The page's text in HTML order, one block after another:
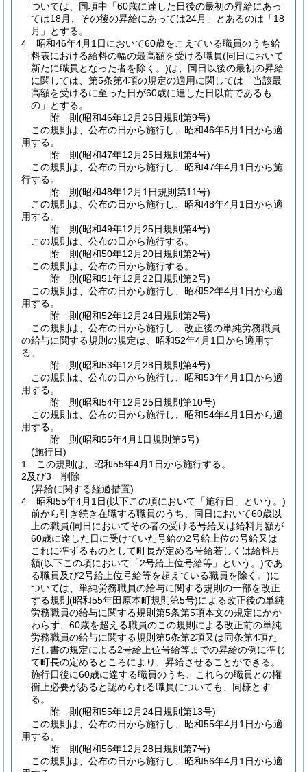
ついては、同項中「60歳に達した日後の最初の昇給にあっ
ては18月、その後の昇給にあっては24月」とあるのは「18
月」とする。
4
昭和46年4月1日において60歳をこえている職員のうち給
料表における給料の幅の最高額を受ける職員(同日において
新たに職員となった者を除く。)は、同日以後の最初の昇給
に関しては、第5条第4項の規定の適用に関しては「当該最
高額を受けるに至った日が60歳に達した日以前であるも
の」とする。
附 則(昭和46年12月26日規則第9号)
この規則は、公布の日から施行し、昭和46年5月1日から適
用する。
附 則(昭和47年12月25日規則第4号)
この規則は、公布の日から施行し、昭和47年4月1日から施
行する。
附 則(昭和48年12月1日規則第11号)
この規則は、公布の日から施行し、昭和48年4月1日から適
用する。
附 則(昭和49年12月25日規則第4号)
この規則は、公布の日から施行する。
附 則(昭和50年12月20日規則第2号)
この規則は、公布の日から施行する。
附 則(昭和51年12月22日規則第2号)
この規則は、公布の日から施行し、昭和52年4月1日から適
用する。
附 則(昭和52年12月24日規則第2号)
この規則は、公布の日から施行し、改正後の単純労務職員
の給与に関する規則の規定は、昭和52年4月1日から適用す
る。
附 則(昭和53年12月28日規則第4号)
この規則は、公布の日から施行し、昭和53年4月1日から適
用する。
附 則(昭和54年12月25日規則第10号)
この規則は、公布の日から施行し、昭和54年4月1日から適
用する。
附 則(昭和55年4月1日規則第5号)
(施行日)
1
この規則は、昭和55年4月1日から施行する。
2及び3
削除
(昇給に関する経過措置)
4
昭和55年4月1日(以下この項において「施行日」という。)
前から引き続き在職する職員のうち、同日において60歳以
上の職員(同日においてその者の受ける号給又は給料月額が
60歳に達した日に受けていた号給の2号給上位の号給又は
これに準ずるものとして町長が定める号給若しくは給料月
額(以下この項において「2号給上位号給等」という。)であ
る職員及び2号給上位号給等を超えている職員を除く。)に
ついては、単純労務職員の給与に関する規則の一部を改正
する規則 (昭和55年田原本町規則第5号)による改正後の単純
労務職員の給与に関する規則第5条第5項本文の規定にかか
わらず、60歳を超える職員のこの規則による改正前の単純
労務職員の給与に関する規則第5条第2項又は同条第4項た
だし書の規定による2号給上位号給等までの昇給の例に準じ
て町長の定めるところにより、昇給させることができる。
施行日後に60歳に達する職員のうち、これらの職員との権
衡上必要があると認められる職員についても、同様とす
る。
附 則(昭和55年12月24日規則第13号)
この規則は、公布の日から施行し、昭和55年4月1日から適
用する。
附 則(昭和56年12月28日規則第7号)
この規則は、公布の日から施行し、昭和56年4月1日から適